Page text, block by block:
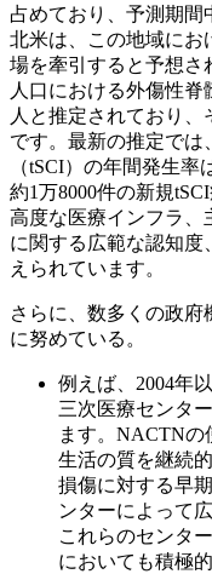
占めており、予測期間
北米は、この地域にお
場を牽引すると予想さ
人口における外傷性脊
人と推定されており、
です。最新の推定では
（tSCI）の年間発生
約1万8000件の新規
高度な医療インフラ、
に関する広範な認知度
えられています。
さらに、数多くの政
に努めている。
例えば、2004年
三次医療センタ
ます。NACTNの
生活の質を継続
損傷に対する早
ンターによって
これらのセンタ
においても積極